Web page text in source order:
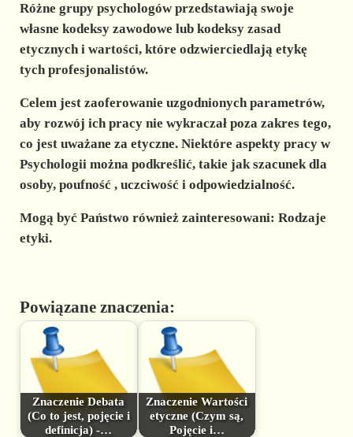
Różne grupy psychologówprzedstawiają swoje
własne kodeksy zawodowe lub kodeksy zasad
etycznych i wartości, które odzwierciedlają etykę
tych profesjonalistów.
Celem jest zaoferowanie uzgodnionych parametrów,
aby rozwój ich pracy nie wykraczał poza zakres tego,
co jest uważane za etyczne. Niektóre aspekty pracy w
Psychologiimożna podkreślić, takie jakszacunekdla
osoby, poufność , uczciwość i odpowiedzialność.
Mogą być Państwo również zainteresowani: Rodzaje
etyki.
Powiązane znaczenia:
Znaczenie Debata
(Co to jest, pojęcie i
definicja) -…
Znaczenie Wartości
etyczne (Czym są,
Pojęcie i…